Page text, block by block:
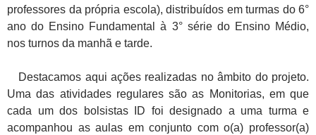
professores da própria escola), distribuídos em turmas do 6°
ano do Ensino Fundamental à 3° série do Ensino Médio,
nos turnos da manhã e tarde.
Destacamos aqui ações realizadas no âmbito do projeto.
Uma das atividades regulares são as Monitorias, em que
cada um dos bolsistas ID foi designado a uma turma e
acompanhou as aulas em conjunto com o(a) professor(a)